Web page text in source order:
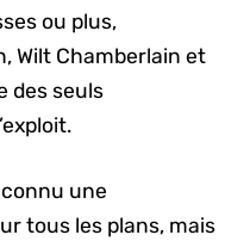
ou plus,
Wilt Chamberlain et
des seuls
une
tous les plans, mais